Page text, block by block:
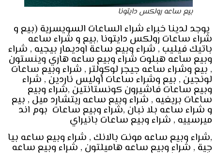
بيع ساعه رولكس دايتونا
يوجد لدينا خبراء شراء الساعات السويسرية (بيع و
شراء ساعات رولكس دايتونا ,بيع و شراء ساعه
باتيك فيليب , شراء وبيع ساعة اوديمار بيجيه , شراء
وبيع ساعه هبلوت شراء وبيع ساعه هاري وينستون
, بيع وشراء ساعه جيجر لوكولتر , شراء وبيع ساعات
لونجين , بيع وشراء ساعات أوليس ناردين , شراء
وبيع ساعات فاشيرون كونستانتين ,شراء وبيع
ساعات بريغيه , شراء وبيع ساعه ريتشارد ميل , بيع
و شراء ساعه بلا نبان ,شراء وبيع ساعات بوم اند
ميرسييه , شراء وبيع ساعات بانيراي
,شراء وبيع ساعه مونت بالانك , شراء وبيع ساعه بيا
جية , شراء وبيع ساعه هاميلتون , شراء وبيع ساعه